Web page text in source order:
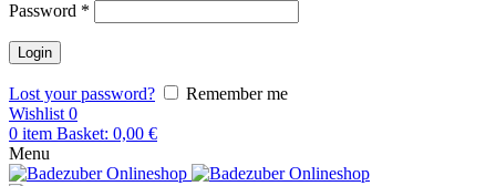
Password *
Lost your password?
Remember me
Wishlist 0
0 item Basket: 0,00 €
Menu